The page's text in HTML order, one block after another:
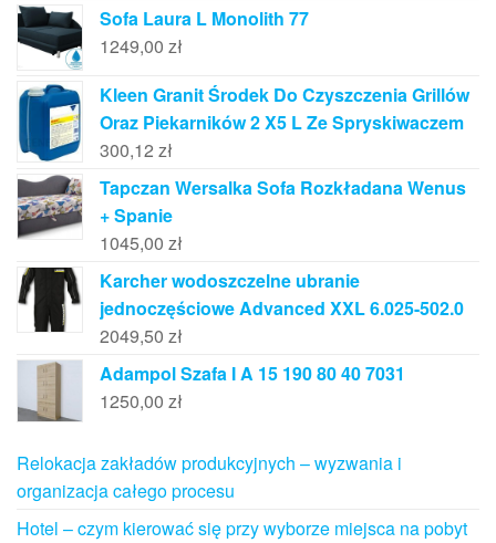
Sofa Laura L Monolith 77
1249,00 zł
Kleen Granit Środek Do Czyszczenia Grillów
Oraz Piekarników 2 X5 L Ze Spryskiwaczem
300,12 zł
Tapczan Wersalka Sofa Rozkładana Wenus
+ Spanie
1045,00 zł
Karcher wodoszczelne ubranie
jednoczęściowe Advanced XXL 6.025-502.0
2049,50 zł
Adampol Szafa I A 15 190 80 40 7031
1250,00 zł
Relokacja zakładów produkcyjnych – wyzwania i
organizacja całego procesu
Hotel – czym kierować się przy wyborze miejsca na pobyt